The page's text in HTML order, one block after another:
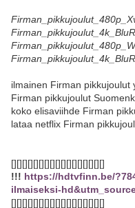
ilmainen Firman pikkujoulut
Firman pikkujoulut
koko elisaviihde Firman
lataa netflix Firman
[][][][][][][][][][][][][][][][][]
!!! https://hdtvfinn.be/
ilmaiseksi-
[][][][][][][][][][][][][][][][][]